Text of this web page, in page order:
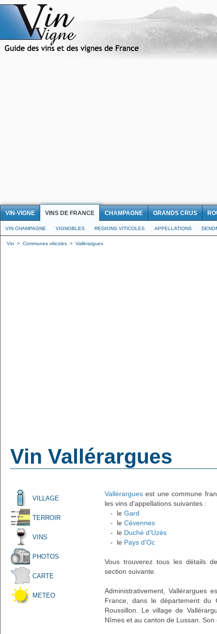
VIN-VIGNE VINS DE FRANCE CHAMPAGNE GRANDS CRUS
VIN CHAMPAGNE VIGNOBLES REGIONS VITICOLES APPELLATIONS
Vin > Communes viticoles > Vallérargues
Vin Vallérargues
VILLAGE
TERROIR
VINS
PHOTOS
CARTE
METEO
Vallérargues est une commune
les vins d'appellations suivantes :
- le Gard
- le Cévennes
- le Duché d'Uzès
- le Pays d'Oc
Vous trouverez tous les détails
section suivante.
Administrativement, Vallérargues
France, dans le département du
Roussillon. Le village de
Nîmes et au canton de Lussan.